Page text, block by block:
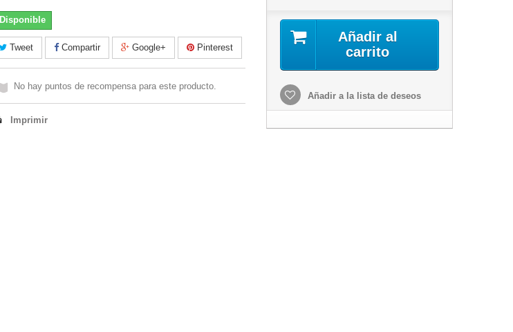
Disponible
Tweet Compartir Google+ Pinterest
No hay puntos de recompensa para este producto.
Imprimir
Añadir al
carrito
Añadir a la lista de deseos